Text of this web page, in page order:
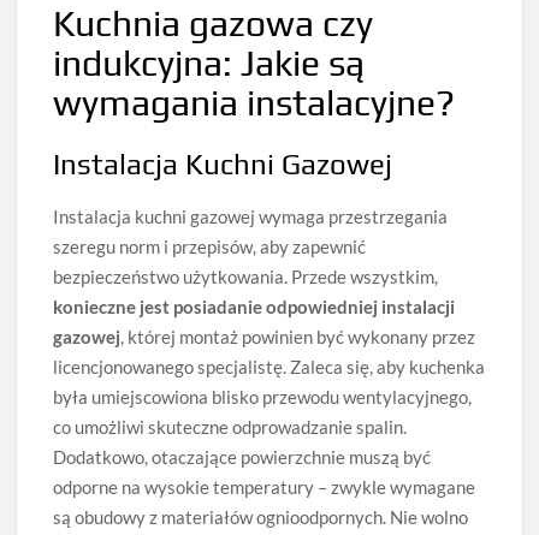
Kuchnia gazowa czy
indukcyjna: Jakie są
wymagania instalacyjne?
Instalacja Kuchni Gazowej
Instalacja kuchni gazowej wymaga przestrzegania
szeregu norm i przepisów, aby zapewnić
bezpieczeństwo użytkowania. Przede wszystkim,
konieczne jest posiadanie odpowiedniej instalacji
gazowej, której montaż powinien być wykonany przez
licencjonowanego specjalistę. Zaleca się, aby kuchenka
była umiejscowiona blisko przewodu wentylacyjnego,
co umożliwi skuteczne odprowadzanie spalin.
Dodatkowo, otaczające powierzchnie muszą być
odporne na wysokie temperatury – zwykle wymagane
są obudowy z materiałów ognioodpornych. Nie wolno